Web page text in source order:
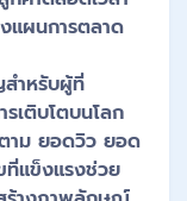
งแผนการตลาด
สำหรับผู้ที่
เติบโตบนโลก
าม ยอดวิว ยอด
แข็งแรงช่วย